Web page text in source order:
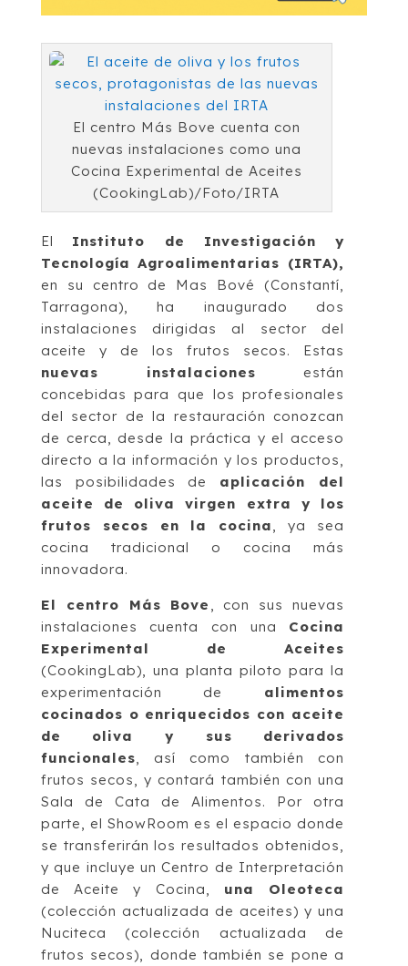
El centro Más Bove cuenta con
nuevas instalaciones como una
Cocina Experimental de Aceites
(CookingLab)/Foto/IRTA
El Instituto de Investigación y
Tecnología Agroalimentarias (IRTA),
en su centro de Mas Bové (Constantí,
Tarragona), ha inaugurado dos
instalaciones dirigidas al sector del
aceite y de los frutos secos. Estas
nuevas instalaciones están
concebidas para que los profesionales
del sector de la restauración conozcan
de cerca, desde la práctica y el acceso
directo a la información y los productos,
las posibilidades de aplicación del
aceite de oliva virgen extra y los
frutos secos en la cocina
, ya sea
cocina tradicional o cocina más
innovadora.
El centro Más Bove
, con sus nuevas
instalaciones cuenta con una Cocina
Experimental de Aceites
(CookingLab), una planta piloto para la
experimentación de
alimentos
cocinados o enriquecidos con aceite
de oliva y sus derivados
funcionales , así como también con
frutos secos, y contará también con una
Sala de Cata de Alimentos. Por otra
parte, el ShowRoom es el espacio donde
se transferirán los resultados obtenidos,
y que incluye un Centro de Interpretación
de Aceite y Cocina, una Oleoteca
(colección actualizada de aceites) y una
Nuciteca (colección actualizada de
frutos secos), donde también se pone a